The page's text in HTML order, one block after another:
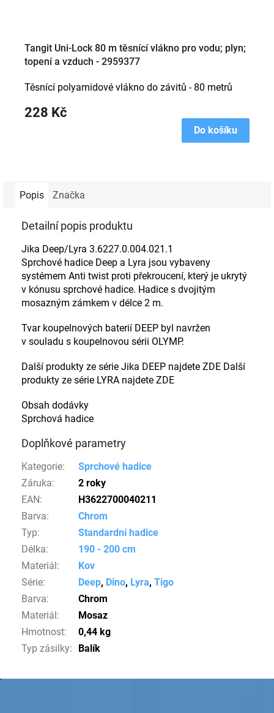
Tangit Uni-Lock 80 m těsnící vlákno pro vodu; plyn;
topení a vzduch - 2959377
228 Kč
Do košíku
Těsnící polyamidové vlákno do závitů - 80 metrů
Popis Značka
Detailní popis produktu
Jika Deep/Lyra 3.6227.0.004.021.1
Sprchové hadice Deep a Lyra jsou vybaveny
systémem Anti twist proti překroucení, který je ukrytý
v kónusu sprchové hadice. Hadice s dvojitým
mosazným zámkem v délce 2 m.
Tvar koupelnových baterií DEEP byl navržen
v souladu s koupelnovou sérii OLYMP.
Další produkty ze série Jika DEEP najdete ZDE Další
produkty ze série LYRA najdete ZDE
Obsah dodávky
Sprchová hadice
Doplňkové parametry
Kategorie:
Sprchové hadice
Záruka:
2 roky
EAN:
H3622700040211
Barva:
Chrom
Typ:
Standardní hadice
Délka:
190 - 200 cm
Materiál :
Kov
Série: Deep, Dino, Lyra, Tigo
Barva:
Chrom
Materiál :
Mosaz
Hmotnost:
0,44 kg
Typ zásilky: Balík
Z